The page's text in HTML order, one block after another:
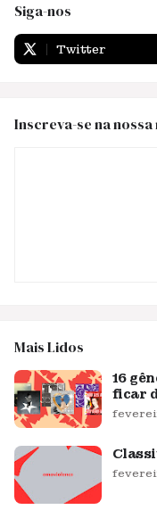
Siga-nos
Twitter
Inscreva-se na
Mais Lidos
16
ficar